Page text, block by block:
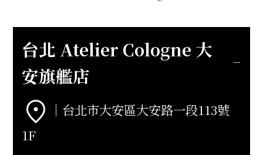
台北 Atelier Cologne 大
安旗艦店
｜台北市大安區大安路一段113號
1F